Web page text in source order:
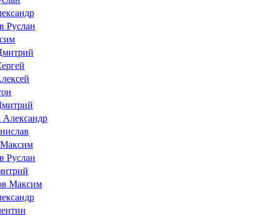
Руслан
Максим
Руслан
Максим